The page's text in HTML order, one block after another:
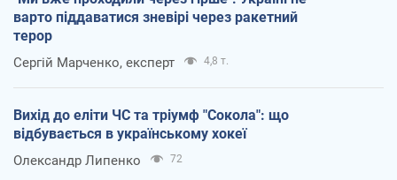
варто піддаватися зневірі через ракетний
терор
Сергій Марченко, експерт 4,8 т.
Вихід до еліти ЧС та тріумф "Сокола": що
відбувається в українському хокеї
Олександр Липенко 72